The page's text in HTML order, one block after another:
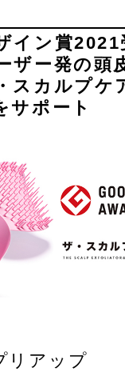
イン賞2021
ザー発の頭
スカルプケ
サポート
リアップ